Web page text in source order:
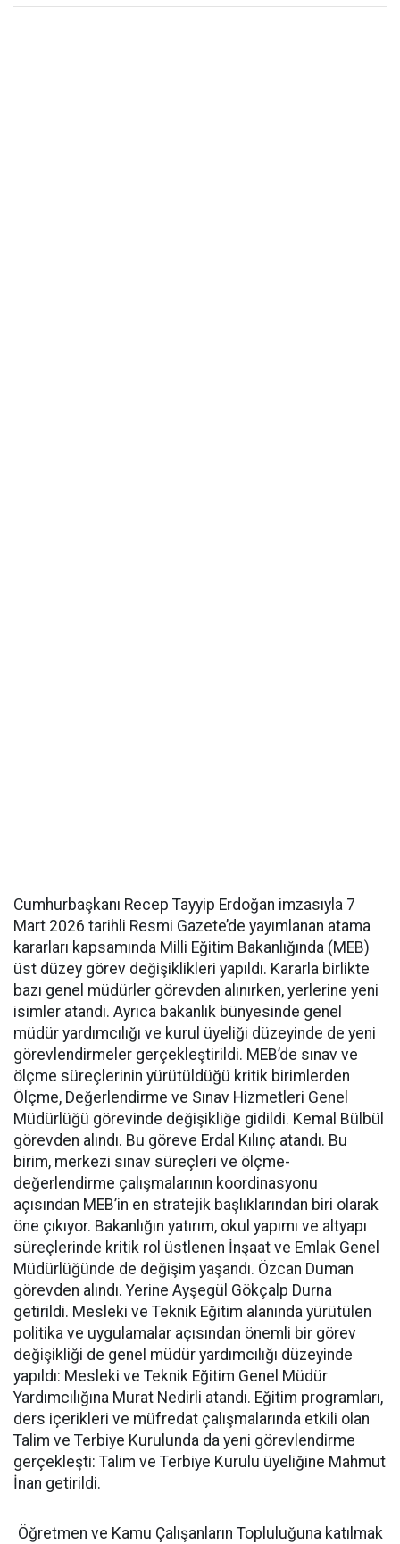
Cumhurbaşkanı Recep Tayyip Erdoğan imzasıyla 7
Mart 2026 tarihli Resmi Gazete’de yayımlanan atama
kararları kapsamında Milli Eğitim Bakanlığında (MEB)
üst düzey görev değişiklikleri yapıldı. Kararla birlikte
bazı genel müdürler görevden alınırken, yerlerine yeni
isimler atandı. Ayrıca bakanlık bünyesinde genel
müdür yardımcılığı ve kurul üyeliği düzeyinde de yeni
görevlendirmeler gerçekleştirildi. MEB’de sınav ve
ölçme süreçlerinin yürütüldüğü kritik birimlerden
Ölçme, Değerlendirme ve Sınav Hizmetleri Genel
Müdürlüğü görevinde değişikliğe gidildi. Kemal Bülbül
görevden alındı. Bu göreve Erdal Kılınç atandı. Bu
birim, merkezi sınav süreçleri ve ölçme-
değerlendirme çalışmalarının koordinasyonu
açısından MEB’in en stratejik başlıklarından biri olarak
öne çıkıyor. Bakanlığın yatırım, okul yapımı ve altyapı
süreçlerinde kritik rol üstlenen İnşaat ve Emlak Genel
Müdürlüğünde de değişim yaşandı. Özcan Duman
görevden alındı. Yerine Ayşegül Gökçalp Durna
getirildi. Mesleki ve Teknik Eğitim alanında yürütülen
politika ve uygulamalar açısından önemli bir görev
değişikliği de genel müdür yardımcılığı düzeyinde
yapıldı: Mesleki ve Teknik Eğitim Genel Müdür
Yardımcılığına Murat Nedirli atandı. Eğitim programları,
ders içerikleri ve müfredat çalışmalarında etkili olan
Talim ve Terbiye Kurulunda da yeni görevlendirme
gerçekleşti: Talim ve Terbiye Kurulu üyeliğine Mahmut
İnan getirildi.
Öğretmen ve Kamu Çalışanların Topluluğuna katılmak